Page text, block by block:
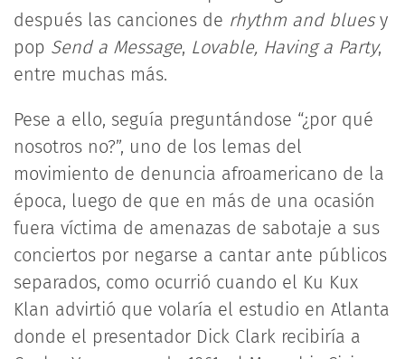
después las canciones de rhythm and bluesy
pop Send a Message, Lovable, Having a Party,
entre muchas más.
Pese a ello, seguía preguntándose “¿por qué
nosotros no?”, uno de los lemas del
movimiento de denuncia afroamericano de la
época, luego de que en más de una ocasión
fuera víctima de amenazas de sabotaje a sus
conciertos por negarse a cantar ante públicos
separados, como ocurrió cuando el Ku Kux
Klan advirtió que volaría el estudio en Atlanta
donde el presentador Dick Clark recibiría a